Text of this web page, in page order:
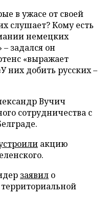
в ужасе от своей
слушает? Кому есть
немецких
задался он
«выражает
них добить русских –
Вучич
сотрудничества с
акцию
заявил о